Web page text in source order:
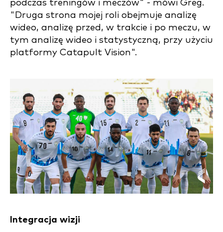
podczas treningów i meczów" - mówi Greg.
"Druga strona mojej roli obejmuje analizę
wideo, analizę przed, w trakcie i po meczu, w
tym analizę wideo i statystyczną, przy użyciu
platformy Catapult Vision".
Integracja wizji